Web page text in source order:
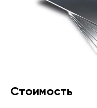
Стоимость